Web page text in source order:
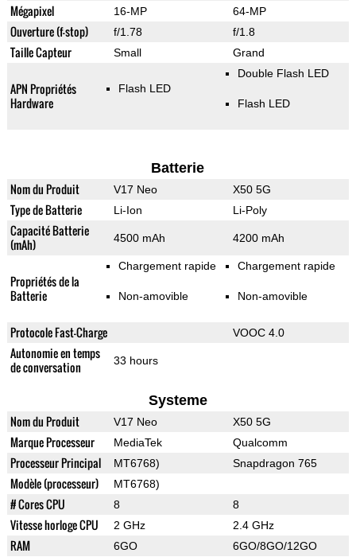
Mégapixel 16-MP 64-MP
Ouverture (f-stop) f/1.78 f/1.8
Taille Capteur Small Grand
APN Propriétés
Hardware
Flash LED
Double Flash LED
Flash LED
Batterie
Nom du Produit V17 Neo X50 5G
Type de Batterie Li-Ion Li-Poly
Capacité Batterie
(mAh)
4500 mAh 4200 mAh
Propriétés de la
Batterie
Chargement rapide
Non-amovible
Chargement rapide
Non-amovible
Protocole Fast-Charge VOOC 4.0
Autonomie en temps
de conversation
33 hours
Systeme
Nom du Produit V17 Neo X50 5G
Marque Processeur MediaTek Qualcomm
Processeur Principal MT6768) Snapdragon 765
Modèle (processeur) MT6768)
# Cores CPU 8 8
Vitesse horloge CPU 2 GHz 2.4 GHz
RAM 6GO 6GO/8GO/12GO